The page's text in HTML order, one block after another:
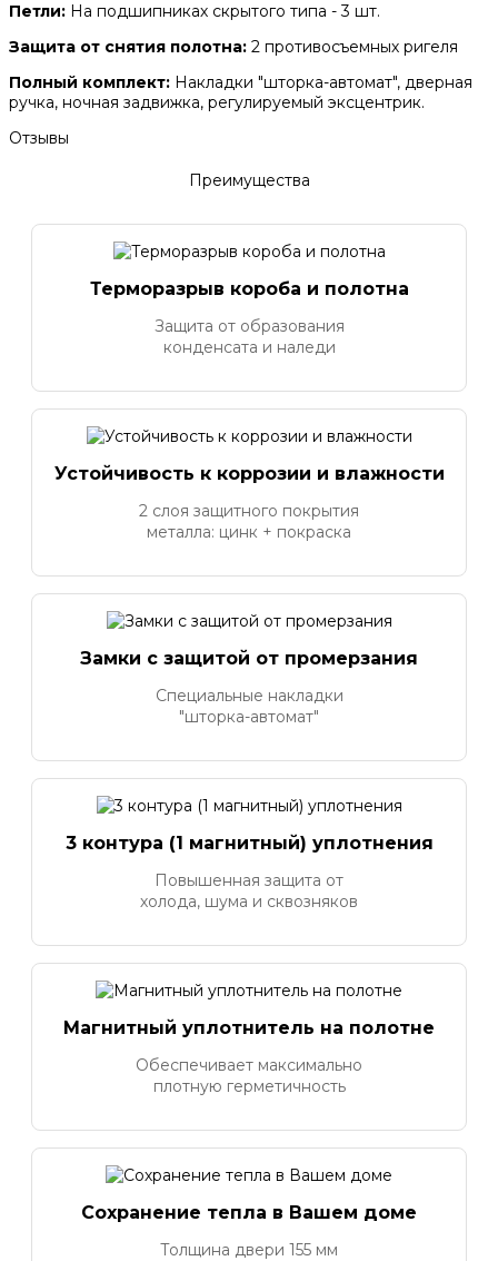
Петли: На подшипниках скрытого типа - 3 шт.
Защита от снятия полотна: 2 противосъемных ригеля
Полный комплект: Накладки "шторка-автомат", дверная
ручка, ночная задвижка, регулируемый эксцентрик.
Отзывы
Преимущества
Терморазрыв короба и полотна
Защита от образования
конденсата и наледи
Устойчивость к коррозии и влажности
2 слоя защитного покрытия
металла: цинк + покраска
Замки с защитой от промерзания
Специальные накладки
"шторка-автомат"
3 контура (1 магнитный) уплотнения
Повышенная защита от
холода, шума и сквозняков
Магнитный уплотнитель на полотне
Обеспечивает максимально
плотную герметичность
Сохранение тепла в Вашем доме
Толщина двери 155 мм